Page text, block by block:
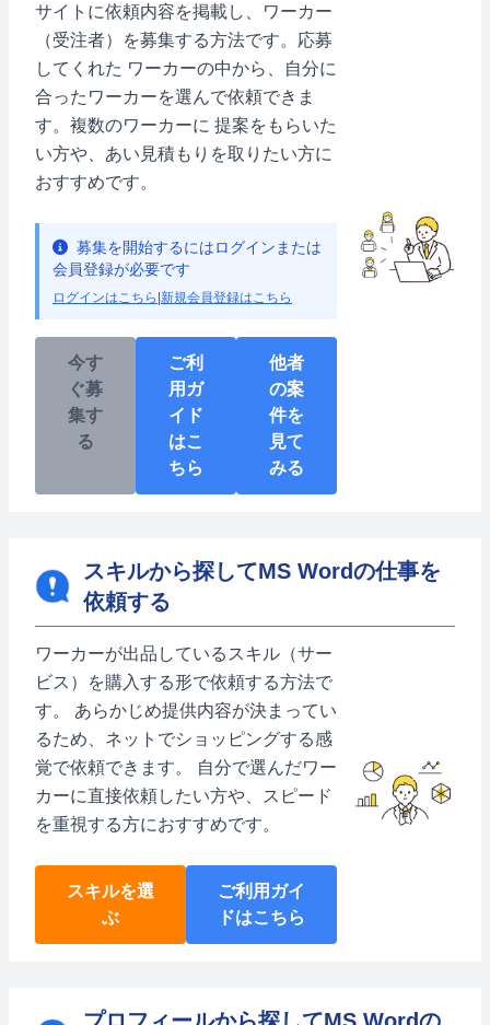
サイトに依頼内容を掲載し、ワーカー
（受注者）を募集する方法です。応募
してくれた ワーカーの中から、自分に
合ったワーカーを選んで依頼できま
す。複数のワーカーに 提案をもらいた
い方や、あい見積もりを取りたい方に
おすすめです。
募集を開始するにはログインまたは
会員登録が必要です
ログインはこちら 新規会員登録はこちら
今す
ぐ募
集す
る
ご利
用ガ
イド
はこ
ちら
他者
の案
件を
見て
みる
スキルから探してMS Wordの仕事を
依頼する
ワーカーが出品しているスキル（サー
ビス）を購入する形で依頼する方法で
す。 あらかじめ提供内容が決まってい
るため、ネットでショッピングする感
覚で依頼できます。 自分で選んだワー
カーに直接依頼したい方や、スピード
を重視する方におすすめです。
スキルを選
ぶ
ご利用ガイ
ドはこちら